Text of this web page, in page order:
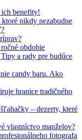
ich benefity!
ktoré nikdy nezabudne
obdobie
a rady pre budúce
candy baru. Ako
hranice tradičného
– dezerty, které
vlastníctvo manželov?
fotografa